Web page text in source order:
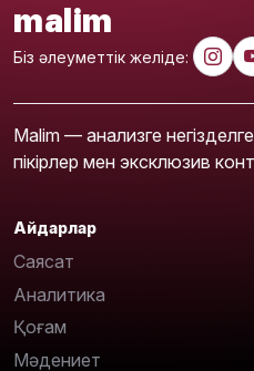
malim
Біз әлеуметтік желіде:
Malim — анализге
пікірлер мен эксклюзив
Айдарлар
Саясат
Аналитика
Қоғам
Мәдениет